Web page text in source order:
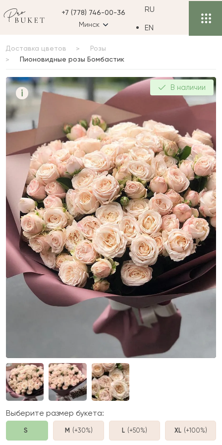
+7 (778) 746-00-36
Минск
RU
EN
Доставка цветов
Розы
Пионовидные розы Бомбастик
i
розы
В наличии
Выберите размер букета:
S M (+30%) L (+50%) XL (+100%)